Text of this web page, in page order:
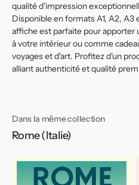
qualité d'impression
Disponible en formats A1, A2, A3
affiche est parfaite pour apporter
à votre intérieur ou comme
voyages et d'art. Profitez d'un
alliant authenticité et qualité
Dans la même collection
Rome (Italie)
Affiche